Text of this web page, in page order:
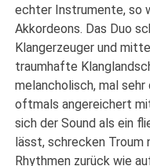
echter Instrumente, so
Akkordeons. Das Duo
Klangerzeuger und
traumhafte
melancholisch, mal
oftmals angereichert
sich der Sound als ein
lässt, schrecken Troum
Rhythmen zurück wie